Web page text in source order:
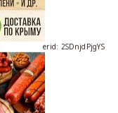
erid: 2SDnjdvhGXG